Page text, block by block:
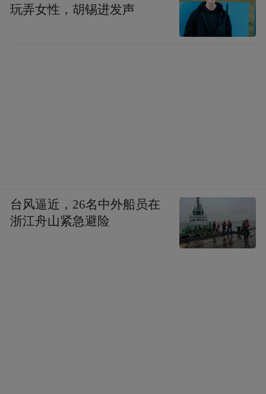
玩弄女性，胡锡进发声
台风逼近，26名中外船员在
浙江舟山紧急避险